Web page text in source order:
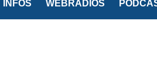
INFOS WEBRADIOS